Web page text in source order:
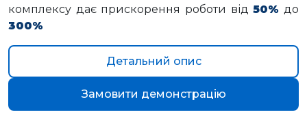
комплексу дає прискорення роботи від50% до
300%
Детальний опис
Замовити демонстрацію